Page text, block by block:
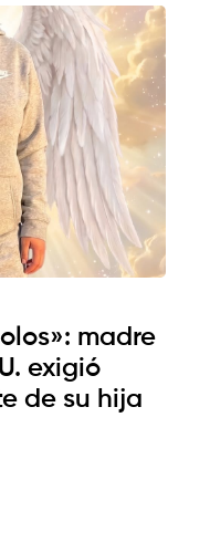
madre
exigió
de su hija